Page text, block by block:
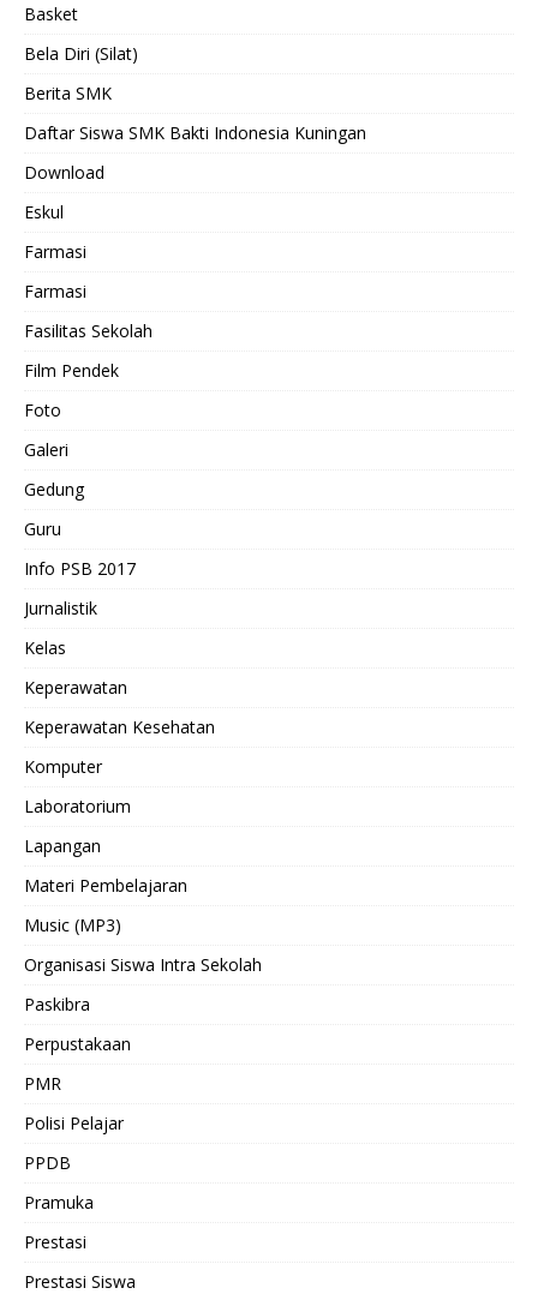
Basket
Bela Diri (Silat)
Berita SMK
Daftar Siswa SMK Bakti Indonesia Kuningan
Download
Eskul
Farmasi
Farmasi
Fasilitas Sekolah
Film Pendek
Foto
Galeri
Gedung
Guru
Info PSB 2017
Jurnalistik
Kelas
Keperawatan
Keperawatan Kesehatan
Komputer
Laboratorium
Lapangan
Materi Pembelajaran
Music (MP3)
Organisasi Siswa Intra Sekolah
Paskibra
Perpustakaan
PMR
Polisi Pelajar
PPDB
Pramuka
Prestasi
Prestasi Siswa